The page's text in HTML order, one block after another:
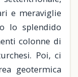
e meraviglie
lo splendido
colonne di
Poi, ci
geotermica